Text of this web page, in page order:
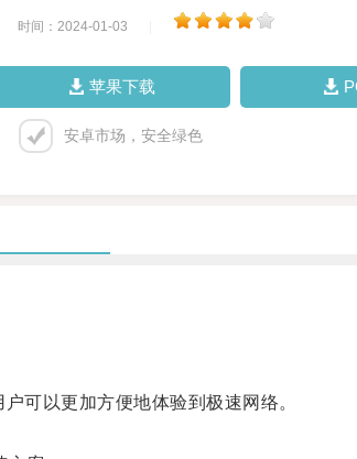
时间：2024-01-03
苹果下载
安卓市场，安全绿色
以更加方便地体验到极速网络。